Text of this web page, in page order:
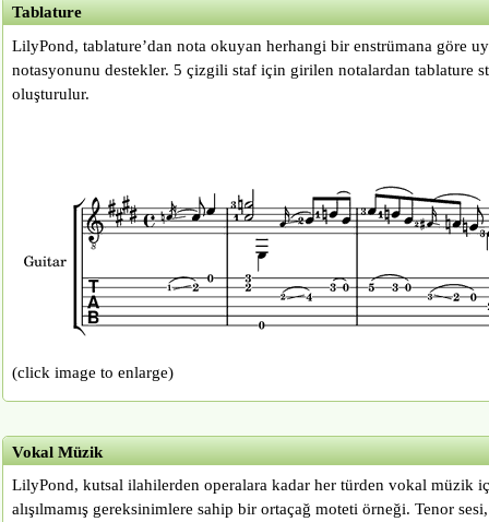
Tablature
LilyPond, tablature’dan nota okuyan herhangi bir enstrümana göre
notasyonunu destekler. 5 çizgili staf için girilen notalardan tablature
oluşturulur.
(click image to enlarge)
Vokal Müzik
LilyPond, kutsal ilahilerden operalara kadar her türden vokal müzik
alışılmamış gereksinimlere sahip bir ortaçağ moteti örneği. Tenor